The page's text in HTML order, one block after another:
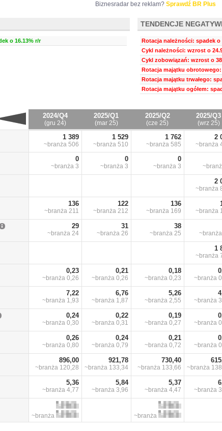
Biznesradar bez reklam? Sprawdź BR Plus
o 16.13% r/r
TENDENCJE
Rotacja należności: spadek o
Cykl należności: wzrost o
Cykl zobowiązań: wzrost o
Rotacja majątku obrotowego:
Rotacja majątku trwałego:
Rotacja majątku ogółem:
2024/Q4
(gru 24)
2025/Q1
(mar 25)
2025/Q2
(cze 25)
2025/Q3
(wrz 25)
1 389
~branża 506
1 529
~branża 510
1 762
~branża 585
2
~branża
0
~branża 3
0
~branża 3
0
~branża 3
2
~branża
136
~branża 211
122
~branża 212
136
~branża 169 ~branża
29
~branża 24
31
~branża 26
38
~branża 25 ~branża
1
~branża
0,23
~branża 0,26
0,21
~branża 0,26
0,18
~branża 0,23 ~branża
7,22
~branża 1,93
6,76
~branża 1,87
5,26
~branża 2,55 ~branża
0,24
~branża 0,30
0,22
~branża 0,31
0,19
~branża 0,27 ~branża
0,26
~branża 0,80
0,24
~branża 0,79
0,21
~branża 0,72 ~branża
896,00
~branża 120,28
921,78
~branża 133,34
730,40
~branża 133,66 ~branża
5,36
~branża 4,77
5,84
~branża 3,96
5,37
~branża 4,47 ~branża
~branża ~branża